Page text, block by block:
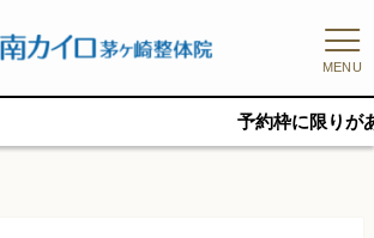
MENU
予約枠に限りがあるため、新